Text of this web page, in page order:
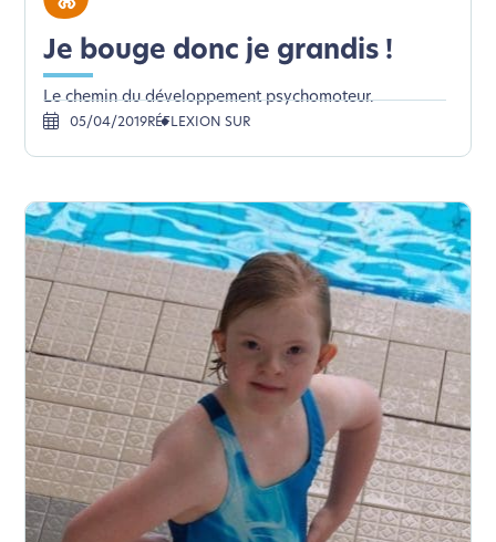
Je bouge donc je grandis !
Le chemin du développement psychomoteur.
05/04/2019RÉFLEXION SUR